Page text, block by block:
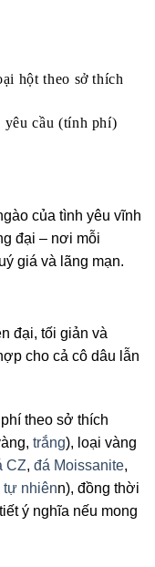
hột theo sở thích
yêu cầu (tính phí)
của tình yêu vĩnh
đại – nơi mỗi
giá và lãng mạn.
đại, tối giản và
cho cả cô dâu lẫn
theo sở thích
trắng), loại vàng
CZ, đá Moissanite,
tự nhiênn), đồng thời
ý nghĩa nếu mong